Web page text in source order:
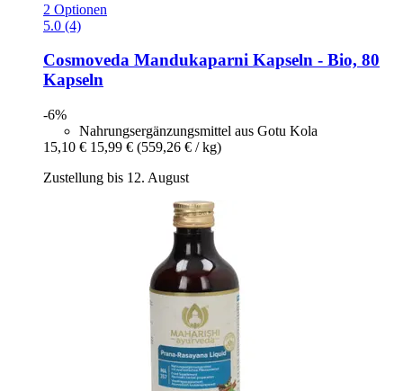
2 Optionen
5.0 (4)
Cosmoveda Mandukaparni Kapseln -​ Bio, 80
Kapseln
-6%
Nahrungsergänzungsmittel aus Gotu Kola
15,10 € 15,99 € (559,26 € / kg)
Zustellung bis 12. August